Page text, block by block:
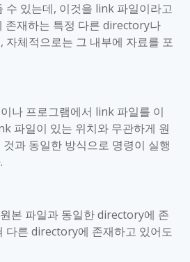
수 있는데, 이것을 link 파일이라고
존재하는 특정 다른 directory나
, 자체적으로는 그 내부에 자료를 포
나 프로그램에서 link 파일를 이
파일이 있는 위치와 무관하게 원
과 동일한 방식으로 명령이 실행
.
본 파일과 동일한directory에 존
다른 directory에 존재하고 있어도